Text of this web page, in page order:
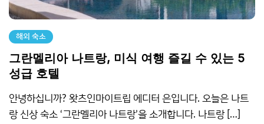
해외 숙소
그란멜리아 나트랑, 미식 여행 즐길 수 있는 5
성급 호텔
안녕하십니까? 왓츠인마이트립 에디터 은입니다. 오늘은 나트
랑 신상 숙소 ‘그란멜리아 나트랑’을 소개합니다. 나트랑 […]